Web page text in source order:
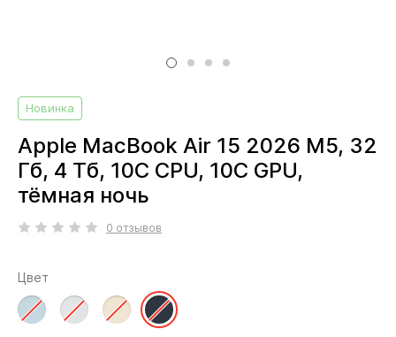
Новинка
Apple MacBook Air 15 2026 M5, 32
Гб, 4 Тб, 10C CPU, 10C GPU,
тёмная ночь
0 отзывов
Цвет